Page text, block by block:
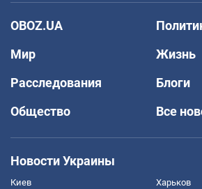
OBOZ.UA
Мир
Жизнь
Расследования
Блоги
Общество
Все
Новости Украины
Киев Харьков